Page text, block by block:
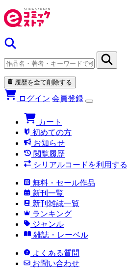
履歴を全て削除する
ログイン 会員登録
カート
初めての方
お知らせ
閲覧履歴
シリアルコードを利用する
無料・セール作品
新刊一覧
新刊雑誌一覧
ランキング
ジャンル
雑誌・レーベル
よくある質問
お問い合わせ